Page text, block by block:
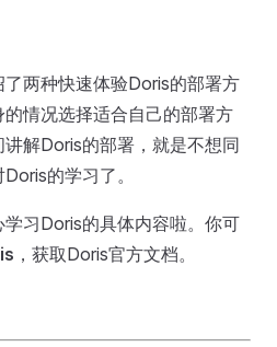
两种快速体验Doris的部署方
情况选择适合自己的部署方
解Doris的部署，就是不想同
的学习了。
习Doris的具体内容啦。你可
，获取Doris官方文档。